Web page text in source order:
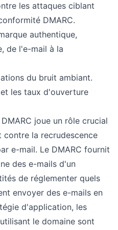
les attaques ciblant
DMARC.
authentique,
de l'e-mail à la
du bruit ambiant.
les taux d'ouverture
joue un rôle crucial
la recrudescence
e-mail. Le DMARC fournit
des e-mails d'un
de réglementer quels
envoyer des e-mails en
d'application, les
le domaine sont